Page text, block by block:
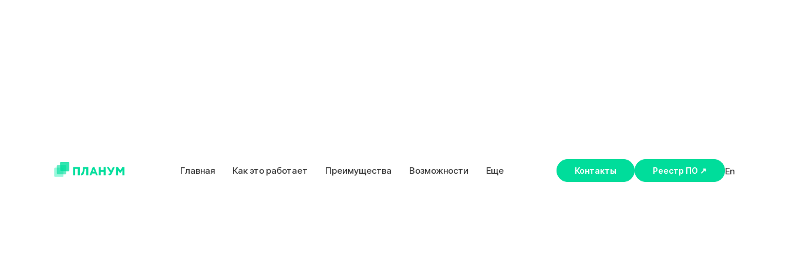
Главная Как это работает Преимущества Возможности Еще Контакты Реестр ПО ↗ En